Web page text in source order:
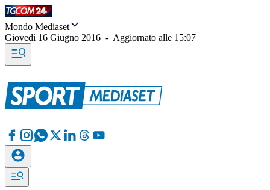
Mondo Mediaset
Giovedì 16 Giugno 2016 - Aggiornato alle 15:07